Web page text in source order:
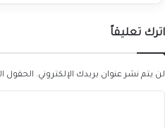
اترك تعليقاً
لن يتم نشر عنوان بريدك الإلكتروني. الحقول